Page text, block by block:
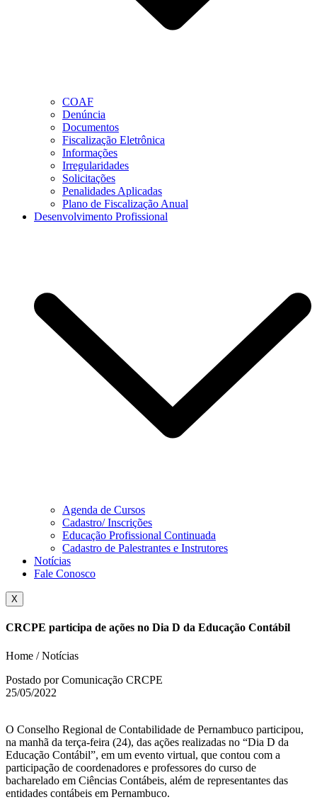
COAF
Denúncia
Documentos
Fiscalização Eletrônica
Informações
Irregularidades
Solicitações
Penalidades Aplicadas
Plano de Fiscalização Anual
Desenvolvimento Profissional
Agenda de Cursos
Cadastro/ Inscrições
Educação Profissional Continuada
Cadastro de Palestrantes e Instrutores
Notícias
Fale Conosco
X
CRCPE participa de ações no Dia D da Educação Contábil
Home / Notícias
Postado por Comunicação CRCPE
25/05/2022
O Conselho Regional de Contabilidade de Pernambuco participou,
na manhã da terça-feira (24), das ações realizadas no “Dia D da
Educação Contábil”, em um evento virtual, que contou com a
participação de coordenadores e professores do curso de
bacharelado em Ciências Contábeis, além de representantes das
entidades contábeis em Pernambuco.